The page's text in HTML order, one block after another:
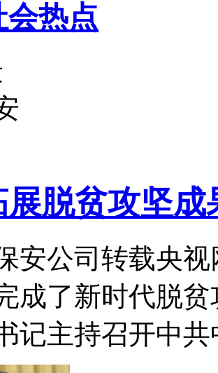
会热点
展脱贫攻坚成
安公司转载央
成了新时代脱
记主持召开中